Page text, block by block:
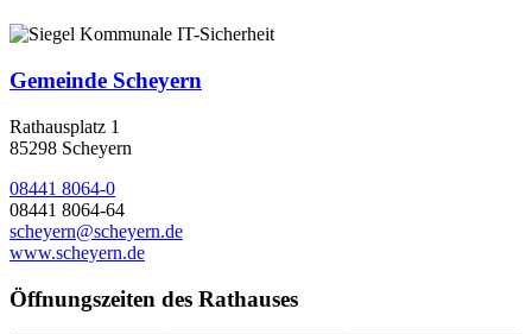
Gemeinde Scheyern
Rathausplatz 1
85298 Scheyern
08441 8064-0
08441 8064-64
scheyern@scheyern.de
www.scheyern.de
Öffnungszeiten des Rathauses